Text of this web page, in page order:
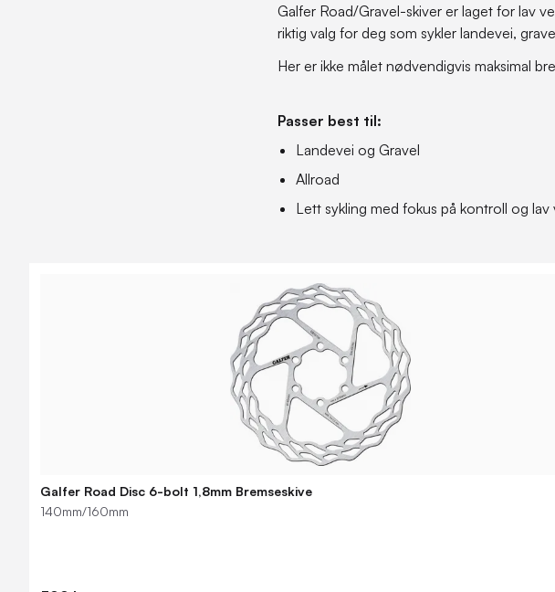
Galfer Road/Gravel-skiver er laget for lav
riktig valg for deg som sykler landevei,
Her er ikke målet nødvendigvis maksimal
Passer best til:
Landevei og Gravel
Allroad
Lett sykling med fokus på kontroll og lav
Galfer Road Disc 6-bolt 1,8mm Bremseskive
140mm/160mm